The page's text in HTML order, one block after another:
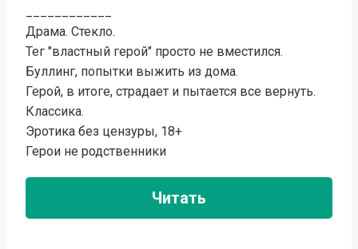
Драма. Стекло.
Тег "властный герой" просто не вместился.
Буллинг, попытки выжить из дома.
Герой, в итоге, страдает и пытается все вернуть.
Классика.
Эротика без цензуры, 18+
Герои не родственники
Читать